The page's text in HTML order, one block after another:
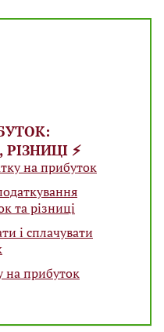
⚡️
на прибуток
та різниці
і сплачувати
на прибуток